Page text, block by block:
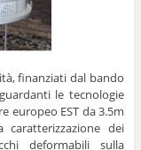
finanziati dal bando
le tecnologie
europeo EST da 3.5m
dei
deformabili sulla